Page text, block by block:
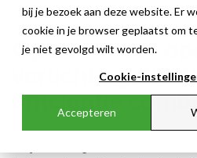
bij je bezoek aan deze website. Er
cookie in je browser geplaatst om
je niet gevolgd wilt worden.
Cookie-
Accepteren
Op zoek naar
verlichting die
efficiëntie
Chrysalis brengt het beste van